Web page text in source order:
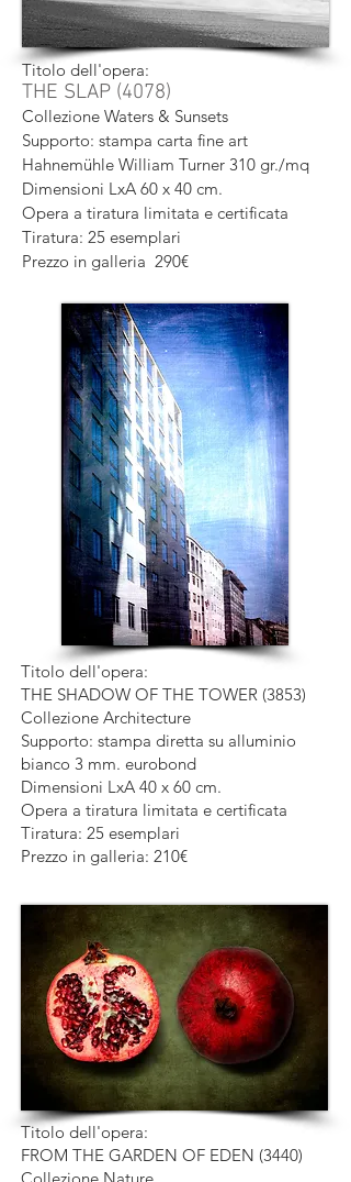
Titolo dell'opera:
THE SLAP (4078)
Collezione Waters & Sunsets
Supporto: stampa carta fine art
Hahnemühle William Turner 310 gr./mq
Dimensioni LxA 60 x 40 cm.
Opera a tiratura limitata e certificata
Tiratura: 25 esemplari
Prezzo in galleria 290€
Titolo dell'opera:
THE SHADOW OF THE TOWER (3853)
Collezione Architecture
Supporto: stampa diretta su alluminio
bianco 3 mm. eurobond
Dimensioni LxA 40 x 60 cm.
Opera a tiratura limitata e certificata
Tiratura: 25 esemplari
Prezzo in galleria: 210€
Titolo dell'opera:
FROM THE GARDEN OF EDEN (3440)